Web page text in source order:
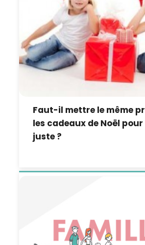
Faut-il mettre le même
les cadeaux de Noël
juste ?